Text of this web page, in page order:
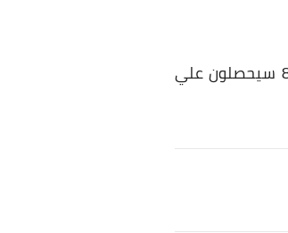
وقد قامت مايكروسوفت بالتصريح بشكل واضح أن مستخدمي ويندوز 7 وويندوز 8 وويندوز 8.1 وويندوز فون 8.1 سيحصلون علي